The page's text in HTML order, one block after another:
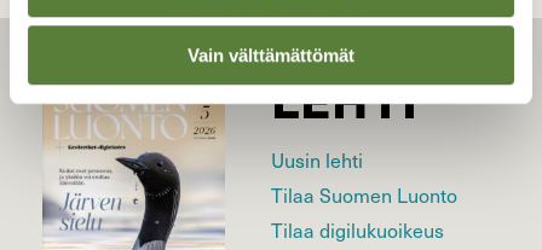
Vain välttämättömät
LEHTI
Uusin lehti
Tilaa Suomen Luonto
Tilaa digilukuoikeus